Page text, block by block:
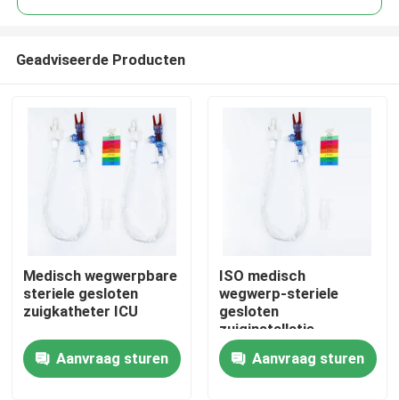
Thuis
Geadviseerde Producten
Medisch wegwerpbare
steriele gesloten
zuigkatheter ICU
Aanvraag sturen
ISO medisch
wegwerp-steriele
gesloten
zuiginstallatie
Volwassenen 24 uur
Aanvraag sturen